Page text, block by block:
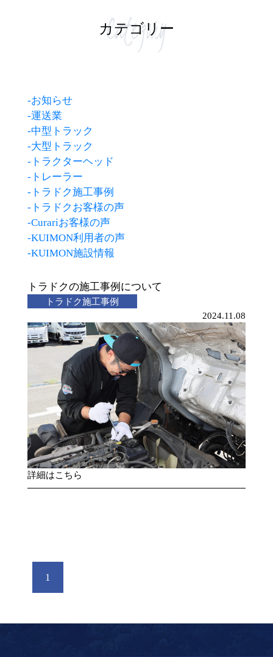
カテゴリー
Category
-お知らせ
-運送業
-中型トラック
-大型トラック
-トラクターヘッド
-トレーラー
-トラドク施工事例
-トラドクお客様の声
-Curariお客様の声
-KUIMON利用者の声
-KUIMON施設情報
トラドクの施工事例について
トラドク施工事例
2024.11.08
詳細はこちら
1